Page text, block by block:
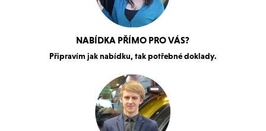
NABÍDKA PŘÍMO PRO VÁS?
Připravím jak nabídku, tak potřebné doklady.